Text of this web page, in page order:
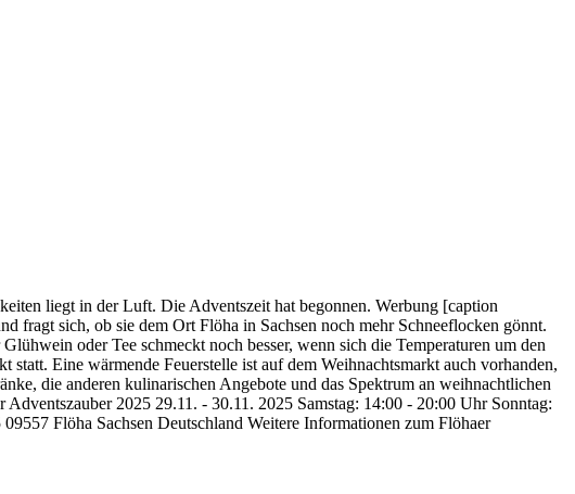
liegt in der Luft. Die Adventszeit hat begonnen. Werbung [caption
sich, ob sie dem Ort Flöha in Sachsen noch mehr Schneeflocken gönnt.
oder Tee schmeckt noch besser, wenn sich die Temperaturen um den
Eine wärmende Feuerstelle ist auf dem Weihnachtsmarkt auch vorhanden,
die anderen kulinarischen Angebote und das Spektrum an weihnachtlichen
2025 29.11. - 30.11. 2025 Samstag: 14:00 - 20:00 Uhr Sonntag:
Flöha Sachsen Deutschland Weitere Informationen zum Flöhaer